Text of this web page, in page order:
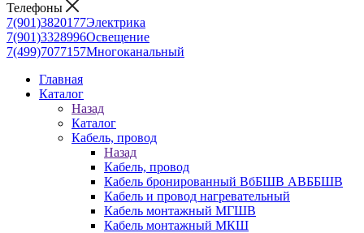
Телефоны
7(901)3820177Электрика
7(901)3328996Освещение
7(499)7077157Многоканальный
Главная
Каталог
Назад
Каталог
Кабель, провод
Назад
Кабель, провод
Кабель бронированный ВбБШВ АВББШВ
Кабель и провод нагревательный
Кабель монтажный МГШВ
Кабель монтажный МКШ